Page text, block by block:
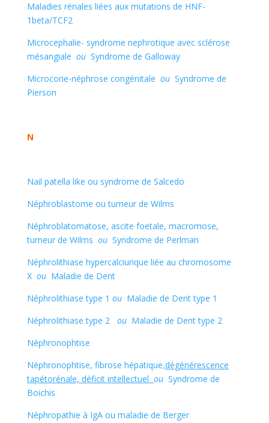
Maladies rénales liées aux mutations de HNF-
1beta/TCF2
Microcephalie- syndrome nephrotique avec sclérose
mésangiale ouSyndrome de Galloway
Microcorie-néphrose congénitale ou Syndrome de
Pierson
N
Nail patella like ou syndrome de Salcedo
Néphroblastome ou tumeur de Wilms
Néphroblatomatose, ascite foetale, macromose,
tumeur de Wilms ou Syndrome de Perlman
Néphrolithiase hypercalciurique liée au chromosome
X ou Maladie de Dent
Néphrolithiase type 1 ouMaladie de Dent type 1
Néphrolithiase type 2 ou Maladie de Dent type 2
Néphronophtise
Néphronophtise, fibrose hépatique,dégénérescence
tapétorénale, déficit intellectuel ouSyndrome de
Boichis
Néphropathie à IgA ou maladie de Berger